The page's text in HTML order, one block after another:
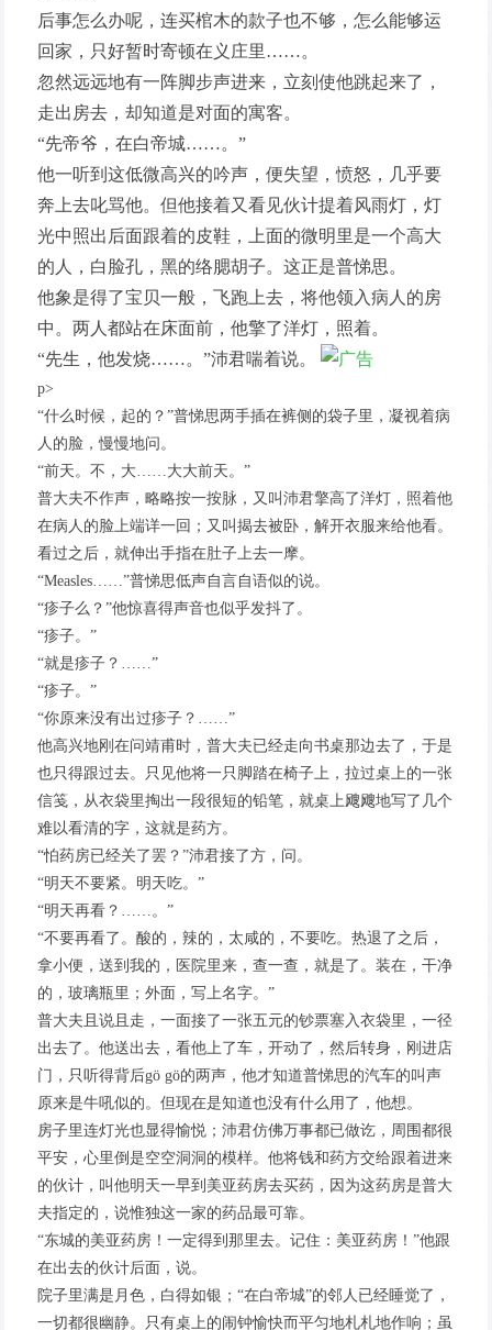
后事怎么办呢，连买棺木的款子也不够，怎么能够运
回家，只好暂时寄顿在义庄里……。
忽然远远地有一阵脚步声进来，立刻使他跳起来了，
走出房去，却知道是对面的寓客。
“先帝爷，在白帝城……。”
他一听到这低微高兴的吟声，便失望，愤怒，几乎要
奔上去叱骂他。但他接着又看见伙计提着风雨灯，灯
光中照出后面跟着的皮鞋，上面的微明里是一个高大
的人，白脸孔，黑的络腮胡子。这正是普悌思。
他象是得了宝贝一般，飞跑上去，将他领入病人的房
中。两人都站在床面前，他擎了洋灯，照着。
“先生，他发烧……。”沛君喘着说。
p>
“什么时候，起的？”普悌思两手插在裤侧的袋子里，凝视着病
人的脸，慢慢地问。
“前天。不，大……大大前天。”
普大夫不作声，略略按一按脉，又叫沛君擎高了洋灯，照着他
在病人的脸上端详一回；又叫揭去被卧，解开衣服来给他看。
看过之后，就伸出手指在肚子上去一摩。
“Measles……”普悌思低声自言自语似的说。
“疹子么？”他惊喜得声音也似乎发抖了。
“疹子。”
“就是疹子？……”
“疹子。”
“你原来没有出过疹子？……”
他高兴地刚在问靖甫时，普大夫已经走向书桌那边去了，于是
也只得跟过去。只见他将一只脚踏在椅子上，拉过桌上的一张
信笺，从衣袋里掏出一段很短的铅笔，就桌上飕飕地写了几个
难以看清的字，这就是药方。
“怕药房已经关了罢？”沛君接了方，问。
“明天不要紧。明天吃。”
“明天再看？……。”
“不要再看了。酸的，辣的，太咸的，不要吃。热退了之后，
拿小便，送到我的，医院里来，查一查，就是了。装在，干净
的，玻璃瓶里；外面，写上名字。”
普大夫且说且走，一面接了一张五元的钞票塞入衣袋里，一径
出去了。他送出去，看他上了车，开动了，然后转身，刚进店
门，只听得背后gö gö的两声，他才知道普悌思的汽车的叫声
原来是牛吼似的。但现在是知道也没有什么用了，他想。
房子里连灯光也显得愉悦；沛君仿佛万事都已做讫，周围都很
平安，心里倒是空空洞洞的模样。他将钱和药方交给跟着进来
的伙计，叫他明天一早到美亚药房去买药，因为这药房是普大
夫指定的，说惟独这一家的药品最可靠。
“东城的美亚药房！一定得到那里去。记住：美亚药房！”他跟
在出去的伙计后面，说。
院子里满是月色，白得如银；“在白帝城”的邻人已经睡觉了，
一切都很幽静。只有桌上的闹钟愉快而平匀地札札地作响；虽